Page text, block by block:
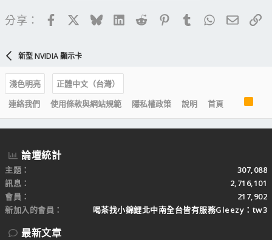
分享： FacebookBlueskyLinkedIn
Reddit PinterestTumblrWhatsApp
電子
新型 NVIDIA 顯示卡
淺色明亮
正體中文（台灣）
連絡我們
使用條款與網站規範 隱私權政策 說明 首頁
R
S
S
論壇統計
主題
307,088
訊息
2,716,101
會員
217,902
新加入的會員
喝茶找小錦鯉北中南全台皆有服務Gleezy：tw3
最新文章